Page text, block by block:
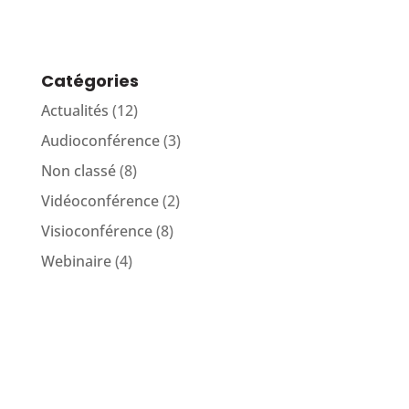
Catégories
Actualités (12)
Audioconférence(3)
Non classé(8)
Vidéoconférence(2)
Visioconférence(8)
Webinaire(4)